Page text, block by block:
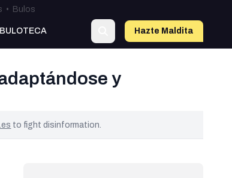
• Bulos
BULOTECA Hazte Maldita
y
to fight disinformation.